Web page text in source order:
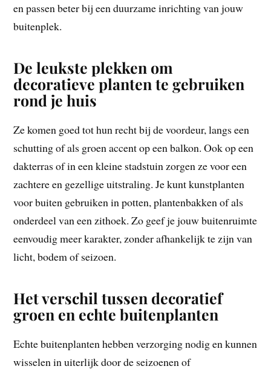
en passen beter bij een duurzame inrichting van jouw
buitenplek.
De leukste plekken om
decoratieve planten te gebruiken
rond je huis
Ze komen goed tot hun recht bij de voordeur, langs een
schutting of als groen accent op een balkon. Ook op een
dakterras of in een kleine stadstuin zorgen ze voor een
zachtere en gezellige uitstraling. Je kunt kunstplanten
voor buiten gebruiken in potten, plantenbakken of als
onderdeel van een zithoek. Zo geef je jouw buitenruimte
eenvoudig meer karakter, zonder afhankelijk te zijn van
licht, bodem of seizoen.
Het verschil tussen decoratief
groen en echte buitenplanten
Echte buitenplanten hebben verzorging nodig en kunnen
wisselen in uiterlijk door de seizoenen of